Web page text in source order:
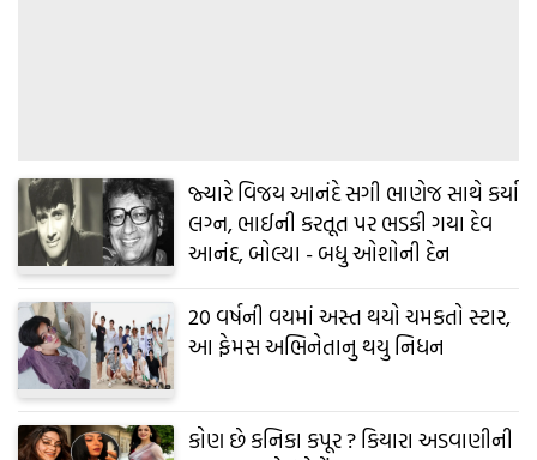
જ્યારે વિજય આનંદે સગી ભાણેજ સાથે કર્યા
લગ્ન, ભાઈની કરતૂત પર ભડકી ગયા દેવ
આનંદ, બોલ્યા - બધુ ઓશોની દેન
20 વર્ષની વયમાં અસ્ત થયો ચમકતો સ્ટાર,
આ ફેમસ અભિનેતાનુ થયુ નિધન
કોણ છે કનિકા કપૂર ? કિયારા અડવાણીની